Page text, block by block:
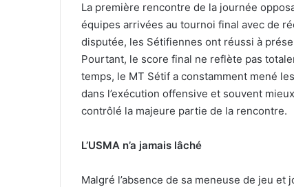
La première rencontre de la journée
équipes arrivées au tournoi final avec de
disputée, les Sétifiennes ont réussi à
Pourtant, le score final ne reflète pas
temps, le MT Sétif a constamment mené
dans l’exécution offensive et souvent
contrôlé la majeure partie de la rencontre.
L’USMA n’a jamais lâché
Malgré l’absence de sa meneuse de jeu